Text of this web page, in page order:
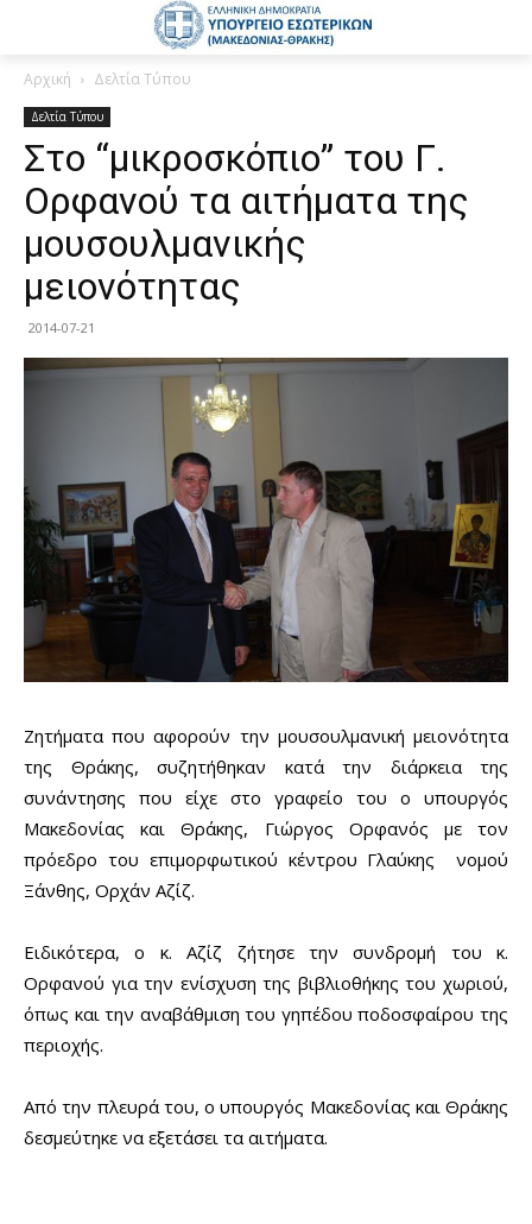
Αρχική Δελτία Τύπου
Δελτία Τύπου
Στο “μικροσκόπιο” του Γ.
Ορφανού τα αιτήματα της
μουσουλμανικής
μειονότητας
2014-07-21
Ζητήματα που αφορούν την μουσουλμανική μειονότητα
της Θράκης, συζητήθηκαν κατά την διάρκεια της
συνάντησης που είχε στο γραφείο του ο υπουργός
Μακεδονίας και Θράκης, Γιώργος Ορφανός με τον
πρόεδρο του επιμορφωτικού κέντρου Γλαύκης νομού
Ξάνθης, Ορχάν Αζίζ.
Ειδικότερα, ο κ. Αζίζ ζήτησε την συνδρομή του κ.
Ορφανού για την ενίσχυση της βιβλιοθήκης του χωριού,
όπως και την αναβάθμιση του γηπέδου ποδοσφαίρου της
περιοχής.
Από την πλευρά του, ο υπουργός Μακεδονίας και Θράκης
δεσμεύτηκε να εξετάσει τα αιτήματα.